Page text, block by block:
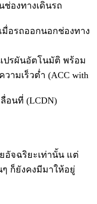
องทางเดินรถ
อรถออกนอกช่องทาง
ปรผันอัตโนมัติ พร้อม
ามเร็วต่ำ (ACC with
อนที่ (LCDN)
อัจฉริยะเท่านั้น แต่
ก็ยังคงมีมาให้อยู่